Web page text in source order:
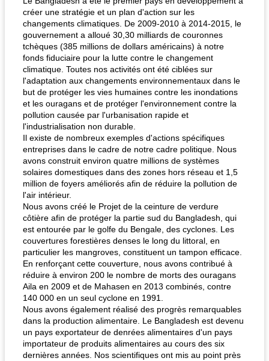
créer une stratégie et un plan d'action sur les
changements climatiques. De 2009-2010 à 2014-2015, le
gouvernement a alloué 30,30 milliards de couronnes
tchèques (385 millions de dollars américains) à notre
fonds fiduciaire pour la lutte contre le changement
climatique. Toutes nos activités ont été ciblées sur
l'adaptation aux changements environnementaux dans le
but de protéger les vies humaines contre les inondations
et les ouragans et de protéger l'environnement contre la
pollution causée par l'urbanisation rapide et
l'industrialisation non durable.
Il existe de nombreux exemples d'actions spécifiques
entreprises dans le cadre de notre cadre politique. Nous
avons construit environ quatre millions de systèmes
solaires domestiques dans des zones hors réseau et 1,5
million de foyers améliorés afin de réduire la pollution de
l'air intérieur.
Nous avons créé le Projet de la ceinture de verdure
côtière afin de protéger la partie sud du Bangladesh, qui
est entourée par le golfe du Bengale, des cyclones. Les
couvertures forestières denses le long du littoral, en
particulier les mangroves, constituent un tampon efficace.
En renforçant cette couverture, nous avons contribué à
réduire à environ 200 le nombre de morts des ouragans
Aila en 2009 et de Mahasen en 2013 combinés, contre
140 000 en un seul cyclone en 1991.
Nous avons également réalisé des progrès remarquables
dans la production alimentaire. Le Bangladesh est devenu
un pays exportateur de denrées alimentaires d'un pays
importateur de produits alimentaires au cours des six
dernières années. Nos scientifiques ont mis au point près